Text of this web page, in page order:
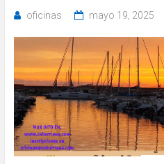
oficinas mayo 19, 2025